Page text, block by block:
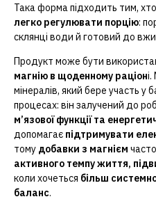
Така форма підходить тим,
легко регулювати порцію:
склянці води й готовий до
Продукт може бути
магнію в щоденному раціон
мінералів, який бере участь у
процесах: він залучений до
м’язової функції та
допомагає підтримувати
тому добавки з магнієм часто
активного темпу життя,
коли хочеться більш
баланс.